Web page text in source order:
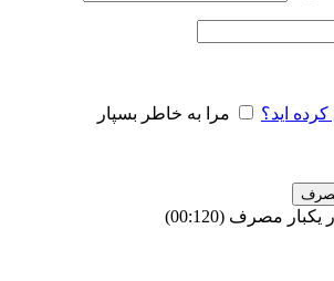
اید؟ مرا به خاطر بسپار
مصرف
یکبار مصرف (00:
120
)